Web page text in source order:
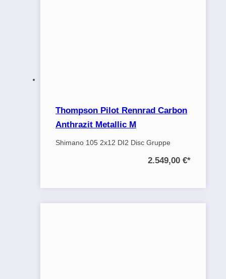
Thompson Pilot Rennrad Carbon
Anthrazit Metallic M
Shimano 105 2x12 DI2 Disc Gruppe
2.549,00 €*